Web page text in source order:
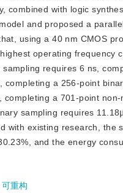
combined with logic
and proposed a
using a 40 nm CMOS
operating frequency
requires 6 ns,
completing a 256-point
completing a 701-point
sampling requires 11.18
with existing research,
and the energy
可重构